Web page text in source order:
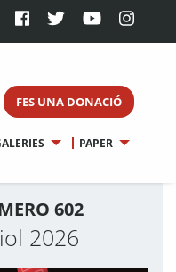
FES UNA DONACIÓ
PAPER
602
2026